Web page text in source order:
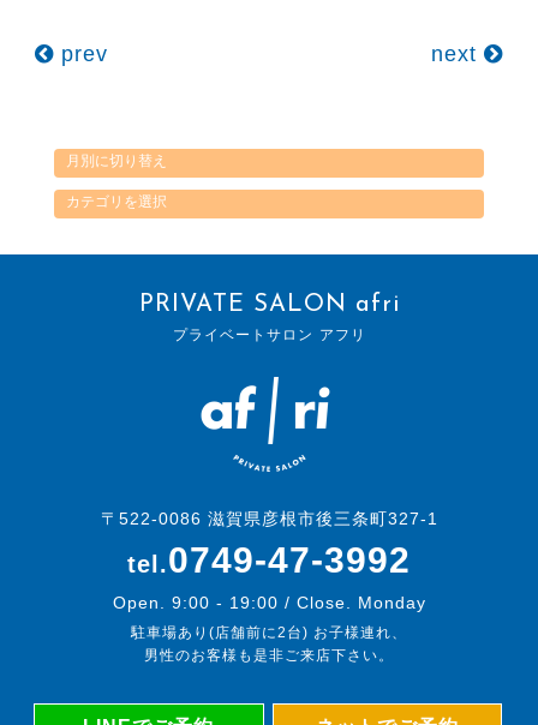
prev next
PRIVATE SALON afri
プライベートサロン アフリ
〒522-0086 滋賀県彦根市後三条町327-1
tel.0749-47-3992
Open. 9:00 - 19:00 / Close. Monday
駐車場あり(店舗前に2台) お子様連れ、
男性のお客様も是非ご来店下さい。